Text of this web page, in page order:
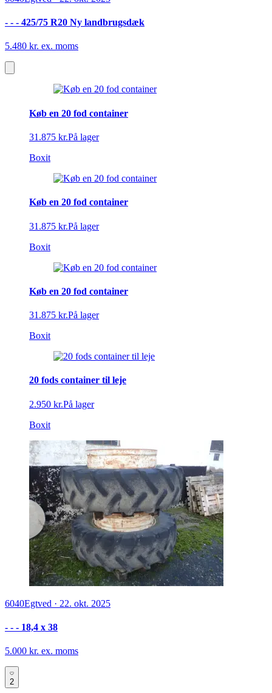
- - - 425/75 R20 Ny landbrugsdæk
5.480 kr. ex. moms
Køb en 20 fod container
31.875 kr.På lager
Boxit
Køb en 20 fod container
31.875 kr.På lager
Boxit
Køb en 20 fod container
31.875 kr.På lager
Boxit
20 fods container til leje
2.950 kr.På lager
Boxit
6040Egtved · 22. okt. 2025
- - - 18,4 x 38
5.000 kr. ex. moms
2